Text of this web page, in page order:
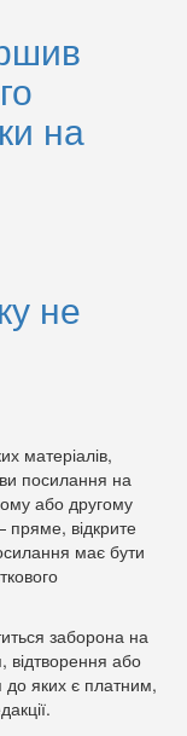
на
не
матеріалів,
посилання на
або другому
пряме, відкрите
має бути
заборона на
відтворення або
до яких є платним,